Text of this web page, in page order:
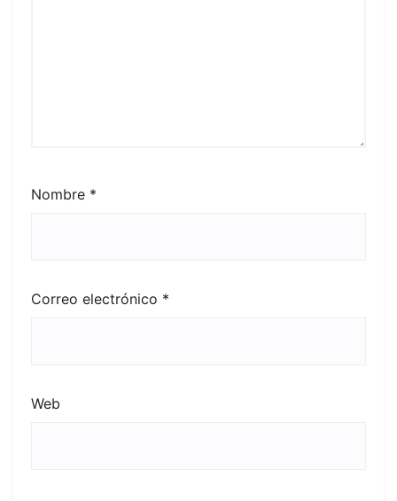
Nombre *
Correo electrónico *
Web